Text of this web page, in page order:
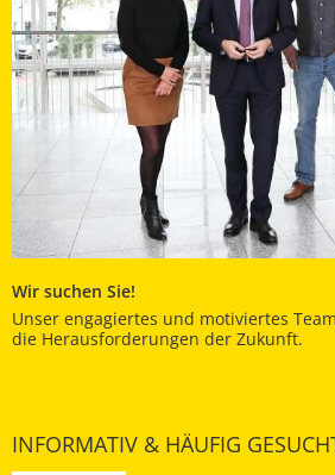
Wir suchen Sie!
Unser engagiertes und motiviertes
die Herausforderungen der Zukunft.
INFORMATIV & HÄUFIG